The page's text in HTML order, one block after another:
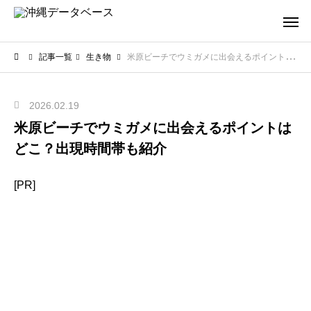
記事一覧 生き物 米原ビーチでウミガメに出会えるポイントはどこ？出現時間帯も紹介
2026.02.19
米原ビーチでウミガメに出会えるポイントは
どこ？出現時間帯も紹介
[PR]